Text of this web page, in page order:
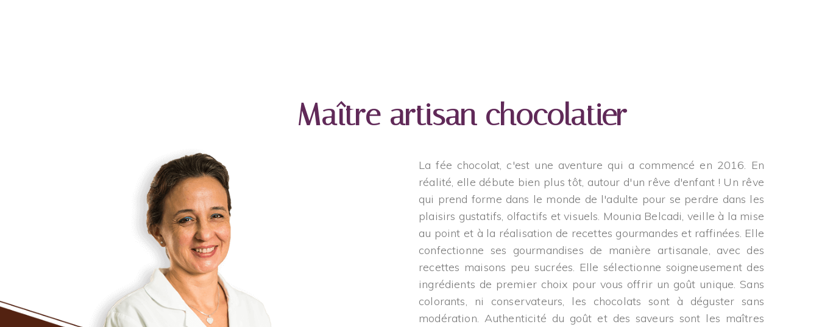
Maître artisan chocolatier
La fée chocolat, c'est une aventure qui a commencé en 2016. En
réalité, elle débute bien plus tôt, autour d'un rêve d'enfant ! Un rêve
qui prend forme dans le monde de l'adulte pour se perdre dans les
plaisirs gustatifs, olfactifs et visuels. Mounia Belcadi, veille à la mise
au point et à la réalisation de recettes gourmandes et raffinées. Elle
confectionne ses gourmandises de manière artisanale, avec des
recettes maisons peu sucrées. Elle sélectionne soigneusement des
ingrédients de premier choix pour vous offrir un goût unique. Sans
colorants, ni conservateurs, les chocolats sont à déguster sans
modération. Authenticité du goût et des saveurs sont les maîtres